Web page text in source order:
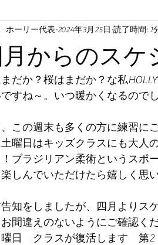
月からのスケ
ホーリー代表 2024年3月25日 読了時間: 1
だか？桜はまだか？な私HOLLY
すね～。いつ暖かくなるので
この週末も多くの方に練習に
曜日はキッズクラスにも大人
ブラジリアン柔術というスポ
しんでいただけたら嬉しく思い
知をしましたが、四月よりス
間違えのないようにご確認くだ
曜日　クラスが復活します　第